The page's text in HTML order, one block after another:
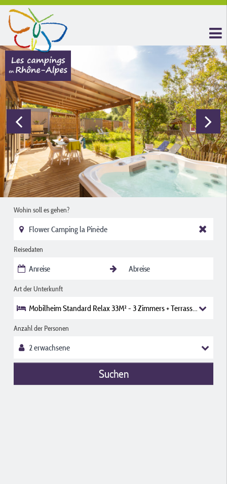
Wohin soll es gehen?
Reisedaten
Art der Unterkunft
Mobilheim Standard Relax 33M² - 3 Zimmers + Terrasse -
Anzahl der Personen
Suchen